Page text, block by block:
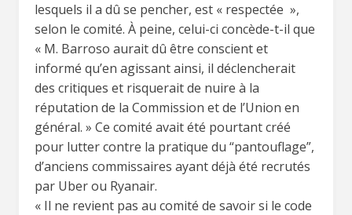
lesquels il a dû se pencher, est « respectée »,
selon le comité. À peine, celui-ci concède-t-il que
« M. Barroso aurait dû être conscient et
informé qu’en agissant ainsi, il déclencherait
des critiques et risquerait de nuire à la
réputation de la Commission et de l’Union en
général. » Ce comité avait été pourtant créé
pour lutter contre la pratique du “pantouflage”,
d’anciens commissaires ayant déjà été recrutés
par Uber ou Ryanair.
« Il ne revient pas au comité de savoir si le code